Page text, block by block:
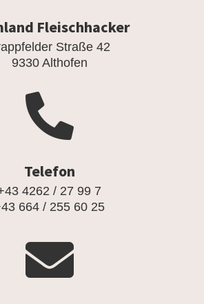
Fleischhacker
Straße 42
9330 Althofen

Telefon
4262 / 27 99 7
664 / 255 60 25
